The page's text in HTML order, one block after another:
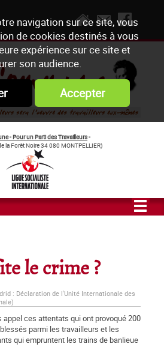
navigation sur ce site, vous
de cookies destinés à vous
expérience sur ce site et
son audience.
Accepter
- Pour un Parti des Travailleurs-
la Forêt Noire 34 080 MONTPELLIER)
le crime ?
: Déclaration de l'Unité Internationale des
ces attentats qui ont provoqué 200
parmi les travailleurs et les
qui empruntent les trains de banlieue